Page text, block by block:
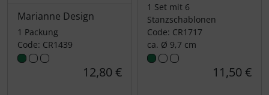
Marianne Design
1 Packung
Code: CR1439
12,80 €
1 Set mit 6
Stanzschablonen
Code: CR1717
ca. ​​​​​​​Ø 9,7 cm
11,50 €